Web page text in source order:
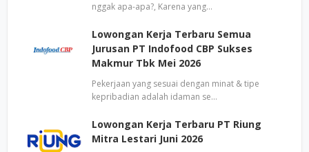
nggak apa-apa?, Karena yang…
Lowongan Kerja Terbaru Semua
Jurusan PT Indofood CBP Sukses
Makmur Tbk Mei 2026
Pekerjaan yang sesuai dengan minat & tipe
kepribadian adalah idaman se…
Lowongan Kerja Terbaru PT Riung
Mitra Lestari Juni 2026